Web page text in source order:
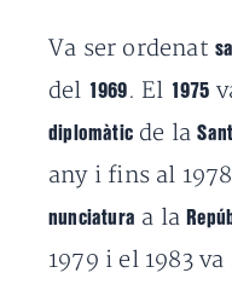
Va ser ordenat
del 1969 . El 1975
diplomàtic de la
any i fins al
nunciatura a la
1979 i el 1983